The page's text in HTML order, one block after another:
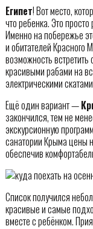
Египет! Вот место,
что ребенка. Это
Именно на побережье
и обитателей Красного
возможность
красивыми рабами на
электрическими
Ещё один вариант —
закончился, тем не
экскурсионную
санатории Крыма цены
обеспечив
Список получился
красивые и самые
вместе с ребёнком.